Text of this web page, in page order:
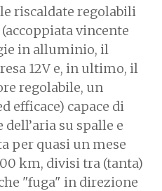
riscaldate regolabili
vincente
in alluminio, il
12V e, in ultimo, il
regolabile, un
efficace) capace di
su spalle e
per quasi un mese
km, divisi tra (tanta)
"fuga" in direzione